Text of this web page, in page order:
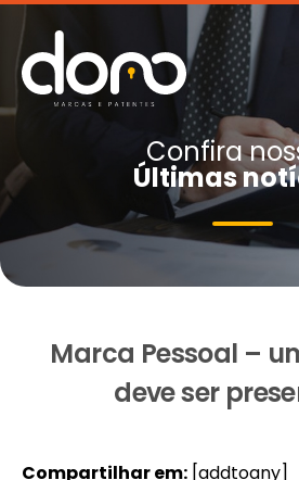
Confira
Últimas
Marca Pessoal –
deve ser
Compartilhar em: [addtoany]